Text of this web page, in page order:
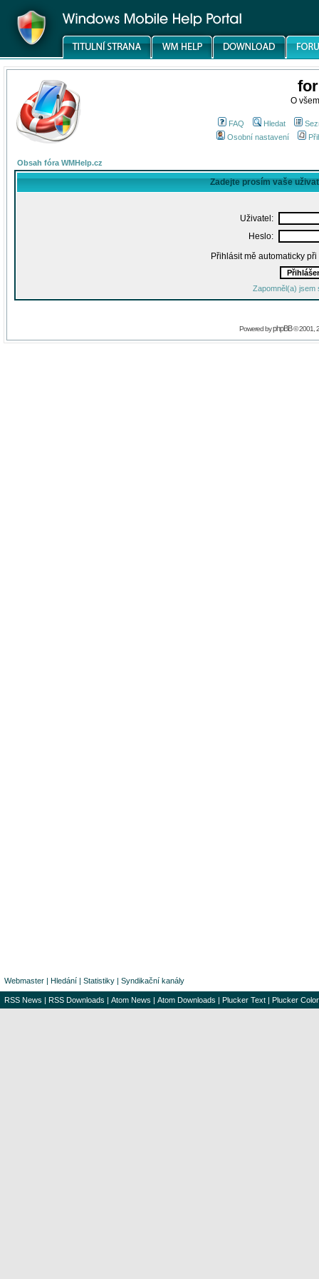
O
FAQ Hledat
Osobní nastavení
Obsah fóra WMHelp.cz
Zadejte prosím vaše
Uživatel:
Heslo:
Přihlásit mě automaticky
Zapomněl(a) jsem
Powered byphpBB© 2001,
Webmaster | Hledání | Statistiky | Syndikační kanály
RSS News | RSS Downloads | Atom News | Atom Downloads | Plucker Text | Plucker Color